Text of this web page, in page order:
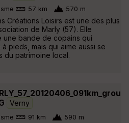
57 km 570 m
Créations Loisirs est une des plus
de Marly (57). Elle
une bande de copains qui
pieds, mais qui aime aussi se
du patrimoine local.
Verny
91 km 590 m